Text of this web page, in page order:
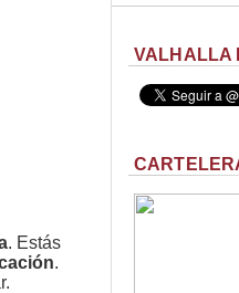
. Estás
.
VALHALLA